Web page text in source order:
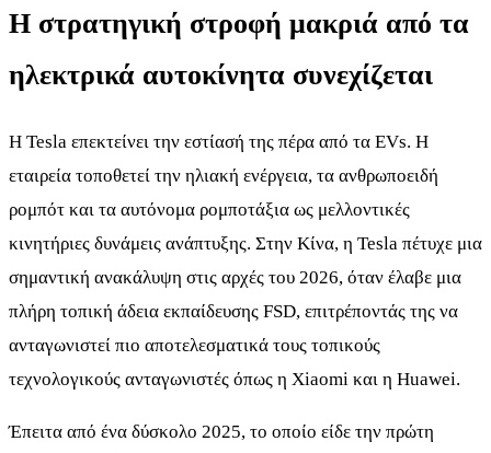
Η στρατηγική στροφή μακριά από τα
ηλεκτρικά αυτοκίνητα συνεχίζεται
Η Tesla επεκτείνει την εστίασή της πέρα από τα EVs. Η
εταιρεία τοποθετεί την ηλιακή ενέργεια, τα ανθρωποειδή
ρομπότ και τα αυτόνομα ρομποτάξια ως μελλοντικές
κινητήριες δυνάμεις ανάπτυξης. Στην Κίνα, η Tesla πέτυχε μια
σημαντική ανακάλυψη στις αρχές του 2026, όταν έλαβε μια
πλήρη τοπική άδεια εκπαίδευσης FSD, επιτρέποντάς της να
ανταγωνιστεί πιο αποτελεσματικά τους τοπικούς
τεχνολογικούς ανταγωνιστές όπως η Xiaomi και η Huawei.
Έπειτα από ένα δύσκολο 2025, το οποίο είδε την πρώτη